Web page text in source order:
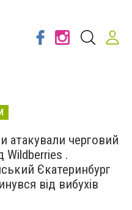
атакували черговий
Wildberries .
Єкатеринбург
від вибухів